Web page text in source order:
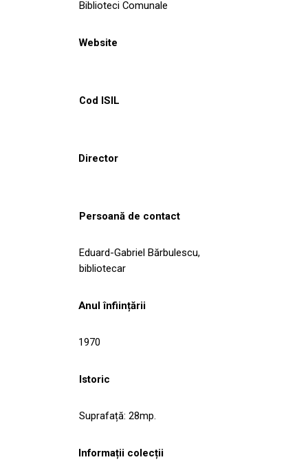
Biblioteci Comunale
Website
Cod ISIL
Director
Persoană de contact
Eduard-Gabriel Bărbulescu,
bibliotecar
Anul înființării
1970
Istoric
Suprafață: 28mp.
Informații colecții